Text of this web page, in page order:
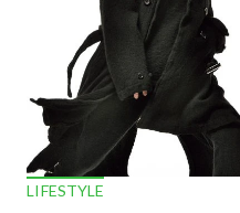
LIFESTYLE